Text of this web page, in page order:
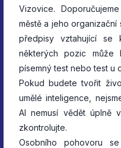
Vizovice.
městě a jeho organizační
předpisy vztahující se
některých pozic může
písemný test nebo test u
Pokud budete tvořit
umělé inteligence,
AI nemusí vědět úplně
zkontrolujte.
Osobního pohovoru